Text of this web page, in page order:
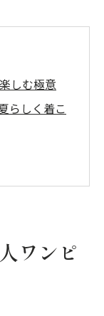
しむ極意
らしく着こ
む大人女子
ワンピを格
ポイント
ワンピ